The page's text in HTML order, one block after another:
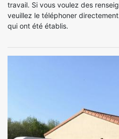
travail. Si vous voulez des
veuillez le téléphoner
qui ont été établis.